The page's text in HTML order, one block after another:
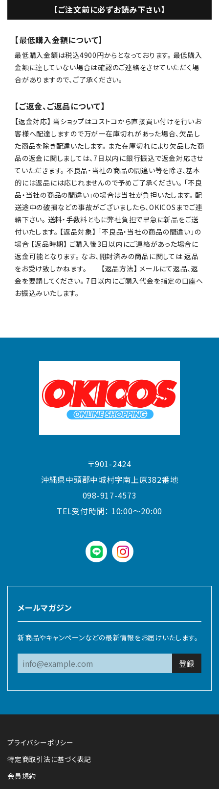
【ご注文前に必ずお読み下さい】
【最低購入金額について】
最低購入金額は税込4900円からとなっております。 最低購入
金額に達していない場合は確認のご連絡をさせていただく場
合がありますので、ご了承ください。
【ご返金、ご返品について】
【返金対応】 当ショップはコストコから直接買い付けを行いお
客様へ配達しますので万が一在庫切れがあった場合、欠品し
た商品を除き配達いたします。 また在庫切れにより欠品した商
品の返金に関しましては、7日以内に銀行振込で返金対応させ
ていただきます。 不良品・当社の商品の間違い等を除き、基本
的には返品には応じれませんので予めご了承ください。 「不良
品・当社の商品の間違い」の場合は当社が負担いたします。 配
送途中の破損などの事故がございましたら、OKICOSまでご連
絡下さい。 送料・手数料ともに弊社負担で早急に新品をご送
付いたします。 【返品対象】 「不良品・当社の商品の間違い」の
場合 【返品時期】 ご購入後3日以内にご連絡があった場合に
返金可能となります。 なお、開封済みの商品に関しては 返品
をお受け致しかねます。 【返品方法】 メールにて返品、返
金を要請してください。 7日以内にご購入代金を指定の口座へ
お振込みいたします。
〒901-2424
沖縄県中頭郡中城村字南上原382番地
098-917-4573
TEL受付時間： 10:00〜20:00
LINE instagram
メールマガジン
新商品やキャンペーンなどの最新情報をお届けいたします。
登録
プライバシーポリシー
特定商取引法に基づく表記
会員規約